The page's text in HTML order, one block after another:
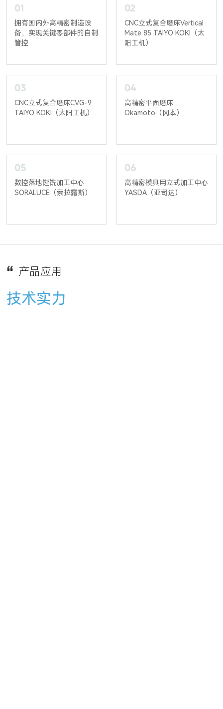
01
拥有国内外高精密制造设
备，实现关键零部件的自制
管控
02
CNC立式复合磨床Vertical
Mate 85 TAIYO KOKI（太
阳工机）
03
CNC立式复合磨床CVG-9
TAIYO KOKI（太阳工机）
04
高精密平面磨床
Okamoto（冈本）
05
数控落地镗铣加工中心
SORALUCE（索拉露斯）
06
高精密模具用立式加工中心
YASDA（亚司达）
产品应用
技术实力